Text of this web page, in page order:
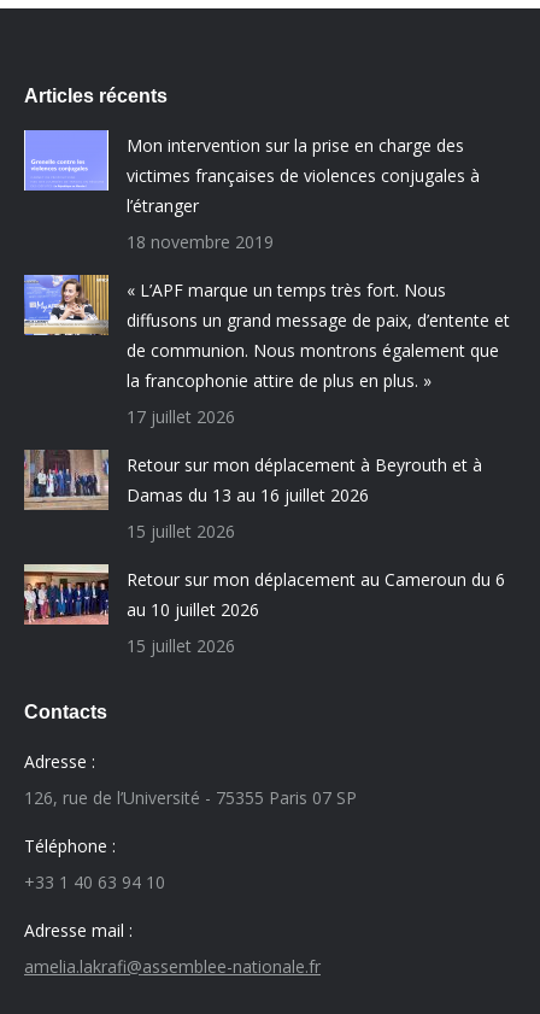
Articles récents
Mon intervention sur la prise en charge des
victimes françaises de violences conjugales à
l’étranger
18 novembre 2019
« L’APF marque un temps très fort. Nous
diffusons un grand message de paix, d’entente et
de communion. Nous montrons également que
la francophonie attire de plus en plus. »
17 juillet 2026
Retour sur mon déplacement à Beyrouth et à
Damas du 13 au 16 juillet 2026
15 juillet 2026
Retour sur mon déplacement au Cameroun du 6
au 10 juillet 2026
15 juillet 2026
Contacts
Adresse :
126, rue de l’Université - 75355 Paris 07 SP
Téléphone :
+33 1 40 63 94 10
Adresse mail :
amelia.lakrafi@assemblee-nationale.fr